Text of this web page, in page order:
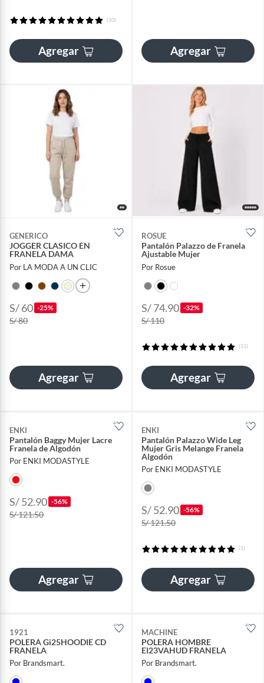
(10)
Agregar Agregar
GENERICO
JOGGER CLASICO EN
FRANELA DAMA
Por LA MODA A UN CLIC
S/ 60 -25%
S/ 80
Agregar
ROSUE
Pantalón Palazzo de Franela
Ajustable Mujer
Por Rosue
S/ 74.90 -32%
S/ 110
(11)
Agregar
ENKI
Pantalón Baggy Mujer Lacre
Franela de Algodón
Por ENKI MODASTYLE
S/ 52.90 -56%
S/ 121.50
Agregar
ENKI
Pantalón Palazzo Wide Leg
Mujer Gris Melange Franela
Algodón
Por ENKI MODASTYLE
S/ 52.90 -56%
S/ 121.50
(1)
Agregar
1921
POLERA Gi25HOODIE CD
FRANELA
Por Brandsmart.
MACHINE
POLERA HOMBRE
EI23VAHUD FRANELA
Por Brandsmart.